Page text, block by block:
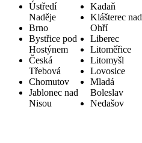
Ústředí
Naděje
Brno
Bystřice pod
Hostýnem
Česká
Třebová
Chomutov
Jablonec nad
Nisou
Kadaň
Klášterec nad
Ohří
Liberec
Litoměřice
Litomyšl
Lovosice
Mladá
Boleslav
Nedašov